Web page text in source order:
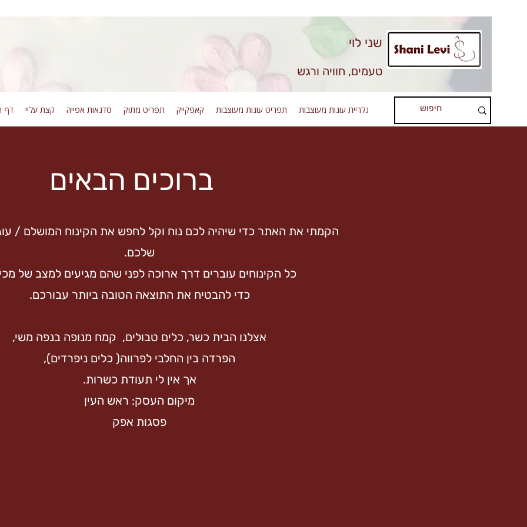
שני לוי
טעמים, חוויה ורגש
דף קצת עליי סדנאות אפייה תפריט מתוק קאפקייק תפריט עוגות מעוצבות גלריית עוגות מעוצבות
ברוכים הבאים
הקמתי את האתר כדי שיהיה לכם נוח וקל לחפש את הקינוח המושלם /
שלכם.
כל הקינוחים עוברים דרך ארוכה לפני שהם מגיעים למצב של
כדי להבטיח את התוצאה הטובה ביותר עבורכם.
אצלנו הבית כשר, כלים טבולים, קמח מנופה בנפה משי,
הפרדה בין החלבי לפרווה( כלים ניפרדים),
אך אין לי תעודת כשרות.
מיקום העסק: ראש העין
פסגות אפק